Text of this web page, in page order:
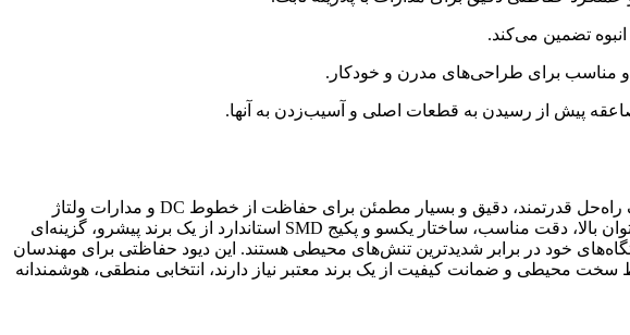
تضمین می‌کند.
صاعقه پیش از رسیدن به قطعات اصلی و آسیب‌زدن به آنها.
این دیود TVS با کد SMBJ15A از برند معتبر Vishay، با ولتاژ شکست ۱۶.۷ ولت (تلرانس ۵٪) در پکیج استاندارد SMB، یک راه‌حل قدرتمند، دقیق و بسیار مطمئن برای حفاظت از خطوط DC و مدارات ولتاژ
۱۲-۱۵ ولت در برابر تنش‌های شدید ESD، صاعقه و ولتاژهای گذرای پرانرژی است. این قطعه با ارائه ترکیب ایده‌آلی از توان بالا، دقت مناسب، ساختار یکسو و پکیج SMD استاندارد از یک برند پیشرو، گزینه‌ای
خود در برابر شدیدترین تنش‌های محیطی هستند. این دیود حفاظتی برای مهندسان
سخت محیطی و ضمانت کیفیت از یک برند معتبر نیاز دارند، انتخابی منطقی، هوشمندانه